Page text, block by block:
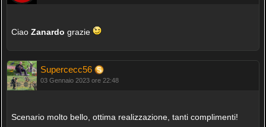
Ciao Zanardo grazie
Supercecc56
03 Gennaio 2023 ore 22:48
Scenario molto bello, ottima realizzazione, tanti complimenti!